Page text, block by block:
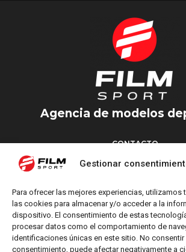
Gestionar
Para ofrecer las mejores experiencias,
las cookies para almacenar y/o acceder a la
dispositivo. El consentimiento de estas
procesar datos como el comportamiento de
identificaciones únicas en este sitio. No consentir
consentimiento, puede afectar negativamente a
Agencia de modelos
CONTACTO
Torrent d’en Vidalet, 51
M: info@filmsport.es
Aviso Legal
Política de Privacidad